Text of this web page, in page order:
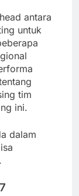
antara
untuk
tim
ini.
dalam